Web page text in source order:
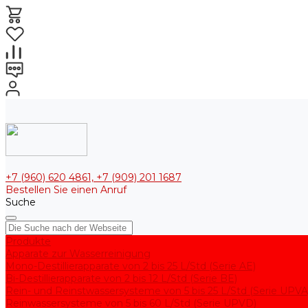
+7 (960) 620 4861, +7 (909) 201 1687
Bestellen Sie einen Anruf
Suche
Produkte
Apparate zur Wasserreinigung
Mono-Destillierapparate von 2 bis 25 L/Std (Serie AE)
Bi-Destillierapparate von 2 bis 12 L/Std (Serie BE)
Rein- und Reinstwassersysteme von 5 bis 25 L/Std (Serie
Reinwassersysteme von 5 bis 60 L/Std (Serie UPVD)